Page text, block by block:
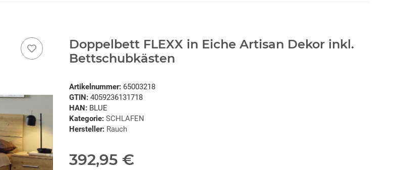
Doppelbett FLEXX in Eiche Artisan Dekor inkl.
Bettschubkästen
Artikelnummer: 65003218
GTIN: 4059236131718
HAN: BLUE
Kategorie: SCHLAFEN
Hersteller: Rauch
392,95 €